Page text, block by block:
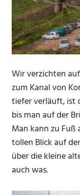
Wir verzichten
zum Kanal von
tiefer verläuft, ist
bis man auf der
Man kann zu Fuß
tollen Blick auf
über die kleine
auch was.